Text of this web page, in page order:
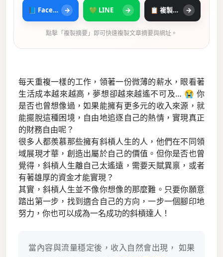
📘 Facebook → 💚 LINE → 📋 複製摘要 →
點擊「複製摘要」即可快速複製文章摘要與網址。
每天重複一樣的工作，領著一份微薄的薪水，眼看著
生活成本越來越高，夢想卻越來越遙不可及… 😭 你
是否也曾想像過，如果能擁有更多元的收入來源，就
能擺脫這種困境，自由地追逐自己的熱情，實現真正
的財務自由呢？
很多人都羨慕那些擁有斜槓人生的人，他們在不同領
域展現才華，創造出屬於自己的價值。但你是否也曾
覺得，斜槓人生離自己太遙遠，需要天賦異禀，或者
有著雄厚的資金才能實現？
其實，斜槓人生並不像你想像的那麼難。只要你願意
踏出第一步，找到適合自己的方向，一步一個腳印地
努力，你也可以成為一名成功的斜槓達人！
當內容與流量穩定後，收入自然會出現， 如果